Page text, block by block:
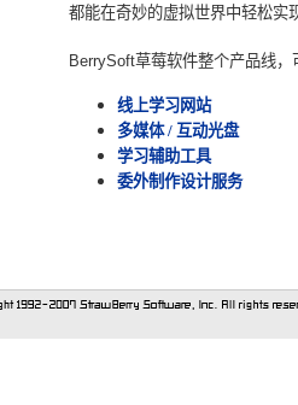
都能在奇妙的虚拟世界中轻松实
BerrySoft草莓软件整个产品线，
线上学习网站
多媒体/ 互动光盘
学习辅助工具
委外制作设计服务